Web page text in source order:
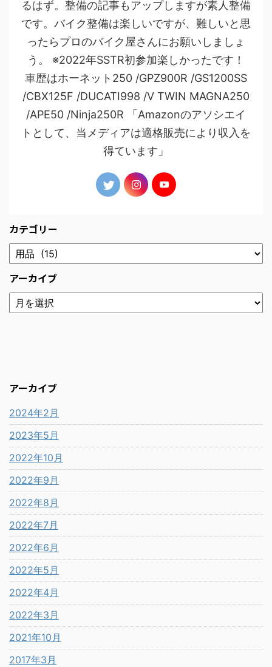
るはず。整備の記事もアップしますが素人整備
です。バイク整備は楽しいですが、難しいと思
ったらプロのバイク屋さんにお願いしましょ
う。 ※2022年SSTR初参加楽しかったです！
車歴はホーネット250 /GPZ900R /GS1200SS
/CBX125F /DUCATI998 /V TWIN MAGNA250
/APE50 /Ninja250R 「Amazonのアソシエイ
トとして、当メディアは適格販売により収入を
得ています」
カテゴリー
アーカイブ
アーカイブ
2024年2月
2023年5月
2022年10月
2022年9月
2022年8月
2022年7月
2022年6月
2022年5月
2022年4月
2022年3月
2021年10月
2017年3月